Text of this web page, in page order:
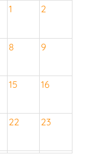
1 2
8 9
15 16
22 23